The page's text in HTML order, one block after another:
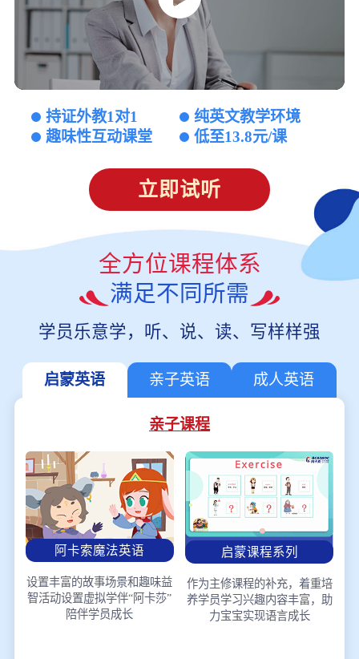
持证外教1对1
纯英文教学环境
趣味性互动课堂
低至13.8元/课
立即试听
全方位课程体系
满足不同所需
学员乐意学，听、说、读、写样样强
启蒙英语 亲子英语 成人英语
亲子课程
阿卡索魔法英语
设置丰富的故事场景和趣味益
智活动设置虚拟学伴“阿卡莎”
陪伴学员成长
启蒙课程系列
作为主修课程的补充，着重培
养学员学习兴趣内容丰富，助
力宝宝实现语言成长